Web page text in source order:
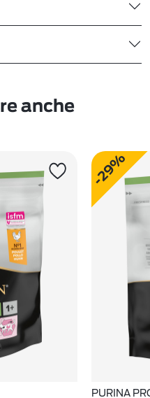
anche
-29%
PURINA